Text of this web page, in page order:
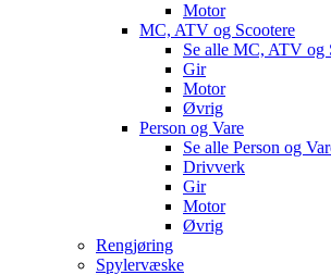
Motor
MC, ATV og Scootere
Se alle MC, ATV og
Gir
Motor
Øvrig
Person og Vare
Se alle Person og
Drivverk
Gir
Motor
Øvrig
Rengjøring
Spylervæske